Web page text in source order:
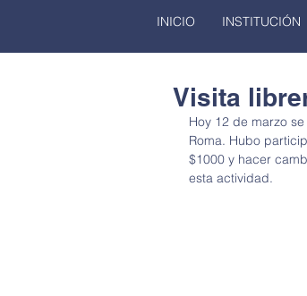
INICIO INSTITUCIÓN
Visita
Hoy 12 de marzo
Roma. Hubo
$1000 y hacer
esta actividad.